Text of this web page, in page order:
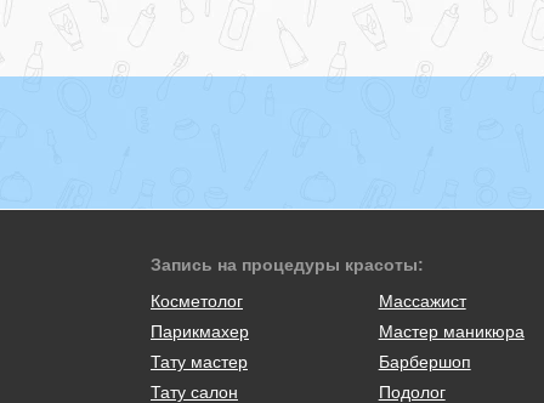
Запись на процедуры красоты:
Косметолог
Массажист
Парикмахер
Мастер маникюра
Тату мастер
Барбершоп
Тату салон
Подолог